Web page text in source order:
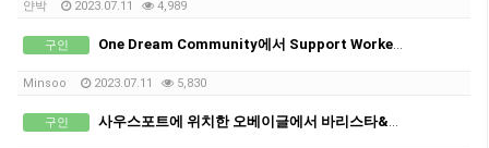
얀박 2023.07.11 4,989
구인 One Dream Community에서 Support Worker 선생님 구인합니다 :)
Minsoo 2023.07.11 5,830
구인 사우스포트에 위치한 오베이글에서 바리스타&올라운더 구인합니다